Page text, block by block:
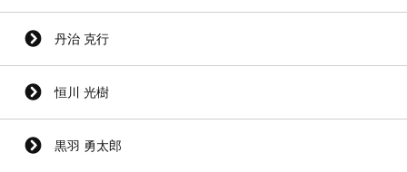
丹治 克行
恒川 光樹
黒羽 勇太郎